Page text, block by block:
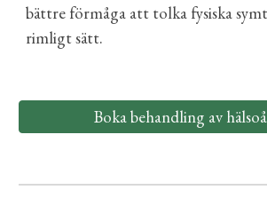
bättre förmåga att tolka fysiska
rimligtsätt.
Boka behandling av